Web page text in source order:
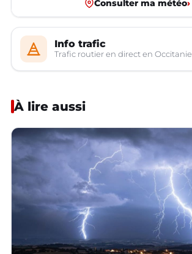
Consulter ma météo›
Info trafic
Trafic routier en direct en Occitanie
À lire aussi